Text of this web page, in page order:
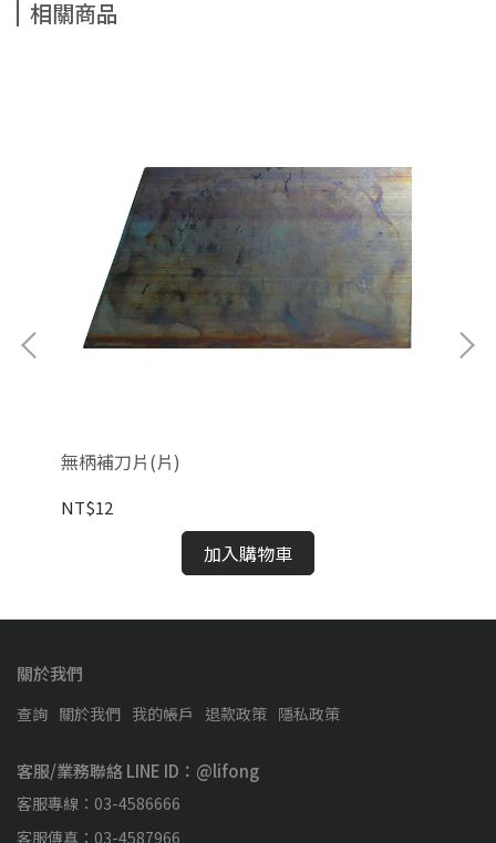
相關商品
無柄補刀片(片)
NT$12
加入購物車
關於我們
查詢 關於我們 我的帳戶 退款政策 隱私政策
客服/業務聯絡 LINE ID：@lifong
客服專線：03-4586666
客服傳真：03-4587966